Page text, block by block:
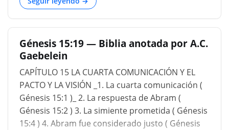
sobremanera grande ( Génesis 15:1 ). "La palabra
del SEÑOR", esta es la primera vez que se usa
esta frase en la Biblia. Ahora se usará muchas,
muchas veces. Pero siempre es interesante el
primer uso de una frase. Y este es el primer uso
de la frase, "La palabra de Jehová". Más adelante
en el Nuevo Testamento encontramos que la
palabra del SEÑOR se identifica como Jesucristo.
"En el principio era el Verbo, el Verbo estaba con
Dios, el Verbo era Dios. El mismo estaba en
Génesis 15:19 — Biblia anotada por A.C.
Gaebelein
CAPÍTULO 15 LA CUARTA COMUNICACIÓN Y EL
PACTO Y LA VISIÓN _1. La cuarta comunicación (
Génesis 15:1 )_ 2. La respuesta de Abram (
Génesis 15:2 ) 3. La simiente prometida ( Génesis
15:4 ) 4. Abram fue considerado justo ( Génesis